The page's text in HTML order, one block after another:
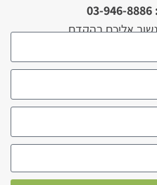
אליכם בהקדם